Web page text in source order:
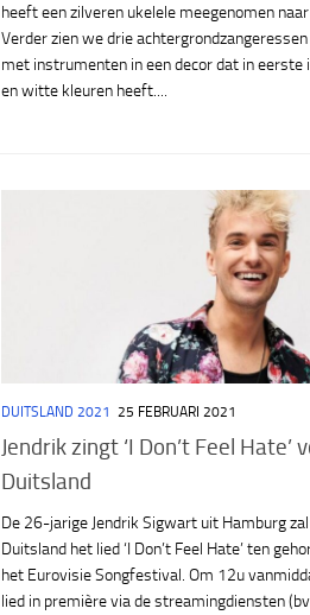
heeft een zilveren ukelele meegenomen
Verder zien we drie
met instrumenten in een decor dat in
en witte kleuren heeft....
DUITSLAND 2021 25 FEBRUARI 2021
Jendrik zingt ‘I Don’t Feel Hate’
Duitsland
De 26-jarige Jendrik Sigwart uit Hamburg
Duitsland het lied ‘I Don’t Feel Hate’ ten
het Eurovisie Songfestival. Om 12u
lied in première via de streamingdiensten